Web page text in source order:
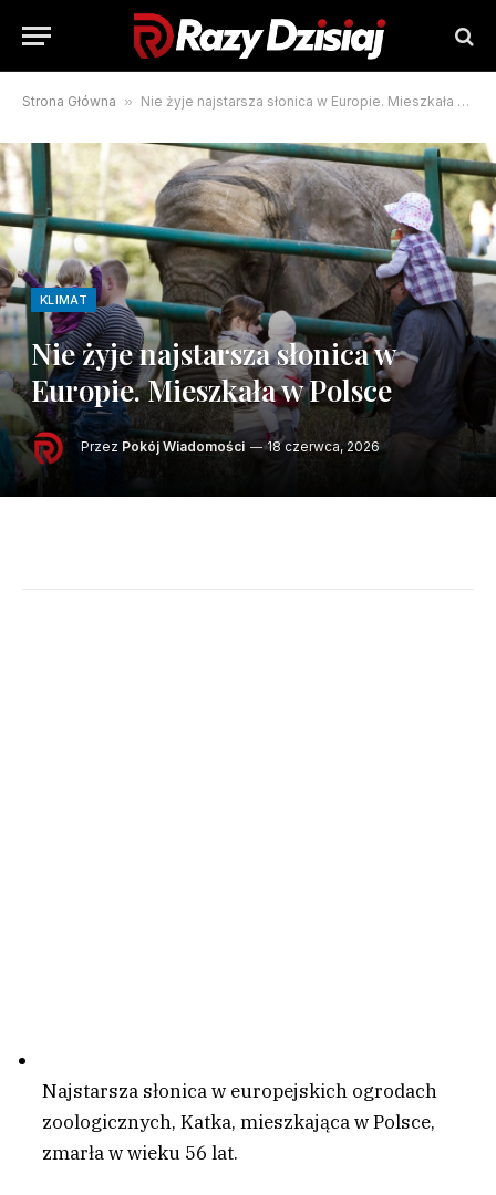
Strona Główna » Nie żyje najstarsza słonica w Europie. Mieszkała w Polsce
KLIMAT
Nie żyje najstarsza słonica w
Europie. Mieszkała w Polsce
Przez Pokój Wiadomości 18 czerwca, 2026
Najstarsza słonica w europejskich ogrodach
zoologicznych, Katka, mieszkająca w Polsce,
zmarła w wieku 56 lat.